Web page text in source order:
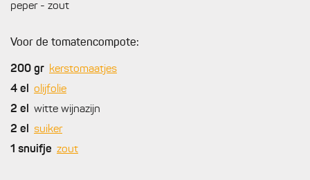
peper - zout
Voor de tomatencompote:
200 gr kerstomaatjes
4 el
olijfolie
2 el
witte wijnazijn
2 el
suiker
1 snuifje zout